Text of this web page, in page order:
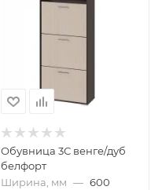
Обувница 3С венге/дуб
белфорт
Ширина, мм — 600